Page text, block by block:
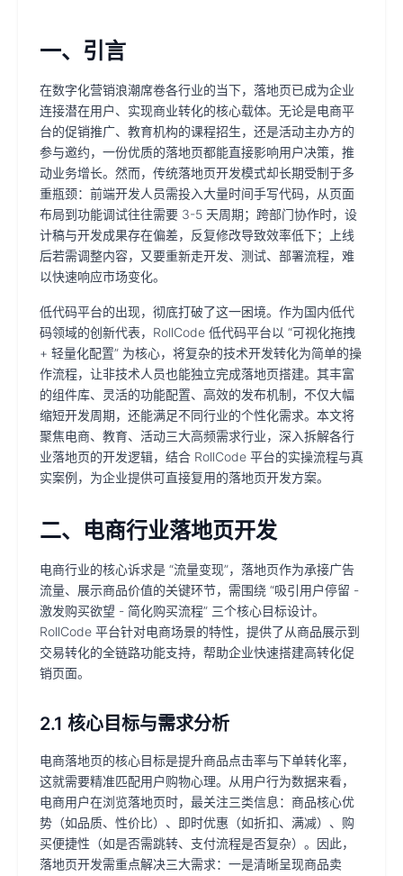
一、引言
在数字化营销浪潮席卷各行业的当下，落地页已成为企业
连接潜在用户、实现商业转化的核心载体。无论是电商平
台的促销推广、教育机构的课程招生，还是活动主办方的
参与邀约，一份优质的落地页都能直接影响用户决策，推
动业务增长。然而，传统落地页开发模式却长期受制于多
重瓶颈：前端开发人员需投入大量时间手写代码，从页面
布局到功能调试往往需要 3-5 天周期；跨部门协作时，设
计稿与开发成果存在偏差，反复修改导致效率低下；上线
后若需调整内容，又要重新走开发、测试、部署流程，难
以快速响应市场变化。
低代码平台的出现，彻底打破了这一困境。作为国内低代
码领域的创新代表，RollCode 低代码平台以 “可视化拖拽
+ 轻量化配置” 为核心，将复杂的技术开发转化为简单的操
作流程，让非技术人员也能独立完成落地页搭建。其丰富
的组件库、灵活的功能配置、高效的发布机制，不仅大幅
缩短开发周期，还能满足不同行业的个性化需求。本文将
聚焦电商、教育、活动三大高频需求行业，深入拆解各行
业落地页的开发逻辑，结合 RollCode 平台的实操流程与真
实案例，为企业提供可直接复用的落地页开发方案。
二、电商行业落地页开发
电商行业的核心诉求是 “流量变现”，落地页作为承接广告
流量、展示商品价值的关键环节，需围绕 “吸引用户停留 -
激发购买欲望 - 简化购买流程” 三个核心目标设计。
RollCode 平台针对电商场景的特性，提供了从商品展示到
交易转化的全链路功能支持，帮助企业快速搭建高转化促
销页面。
2.1 核心目标与需求分析
电商落地页的核心目标是提升商品点击率与下单转化率，
这就需要精准匹配用户购物心理。从用户行为数据来看，
电商用户在浏览落地页时，最关注三类信息：商品核心优
势（如品质、性价比）、即时优惠（如折扣、满减）、购
买便捷性（如是否需跳转、支付流程是否复杂）。因此，
落地页开发需重点解决三大需求：一是清晰呈现商品卖